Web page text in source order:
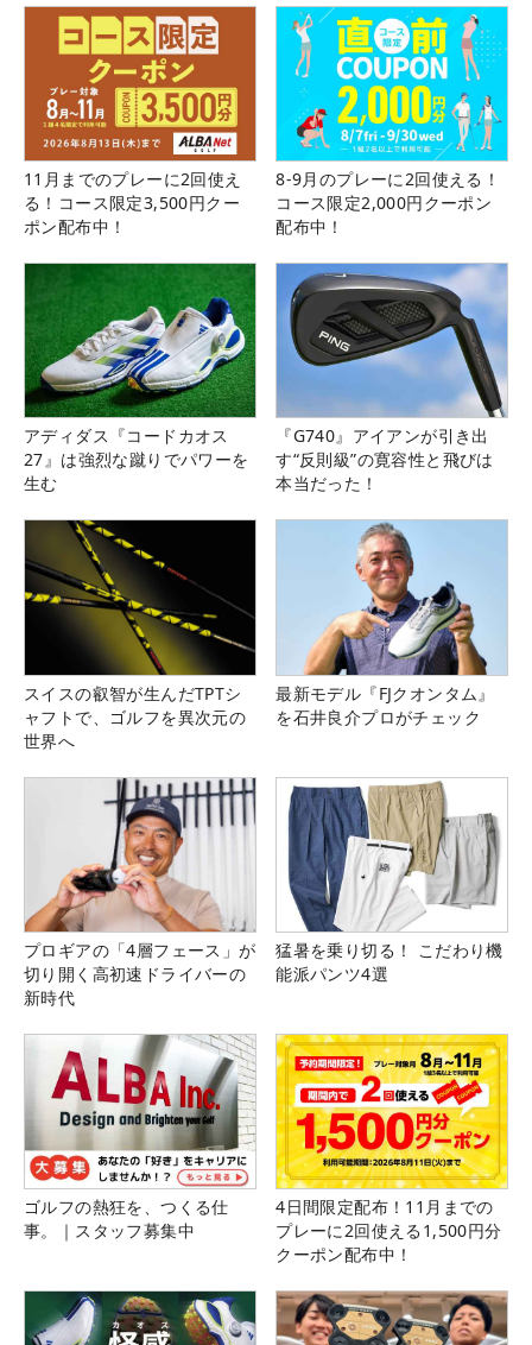
11月までのプレーに2回使え
る！コース限定3,500円クー
ポン配布中！
8-9月のプレーに2回使える！
コース限定2,000円クーポン
配布中！
アディダス『コードカオス
27』は強烈な蹴りでパワーを
生む
『G740』アイアンが引き出
す“反則級”の寛容性と飛びは
本当だった！
スイスの叡智が生んだTPTシ
ャフトで、ゴルフを異次元の
世界へ
最新モデル『FJクオンタム』
を石井良介プロがチェック
プロギアの「4層フェース」が
切り開く高初速ドライバーの
新時代
猛暑を乗り切る！ こだわり機
能派パンツ4選
ゴルフの熱狂を、つくる仕
事。｜スタッフ募集中
4日間限定配布！11月までの
プレーに2回使える1,500円分
クーポン配布中！